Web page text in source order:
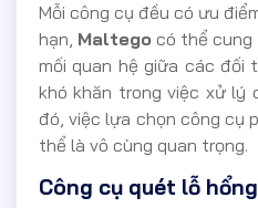
Mỗi công cụ đều có ưu
hạn, Maltego có thể cung
mối quan hệ giữa các đối
khó khăn trong việc xử lý
đó, việc lựa chọn công cụ
thể là vô cùng quan trọng.
Công cụ quét lỗ hổng